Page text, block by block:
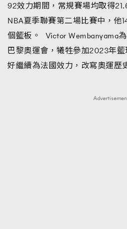
92效力期間，常規賽場均取得
NBA夏季聯賽第二場比賽中，他
個籃板。 Victor Wembanyama
巴黎奧運會，犧牲參加2023年
好繼續為法國效力，改寫奧運歷